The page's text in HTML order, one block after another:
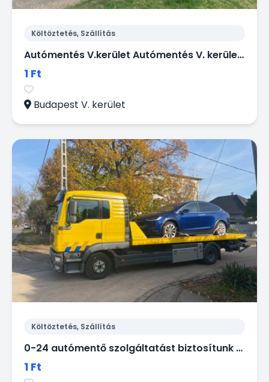
Költöztetés, Szállítás
Autómentés V.kerület Autómentés V. kerület 0-24 Nem indul az autója Budapest 5. kerületében? Segítünk.
1 Ft
Budapest V. kerület
Költöztetés, Szállítás
0-24 autómentő szolgáltatást biztosítunk Budapest V. kerületében.
1 Ft